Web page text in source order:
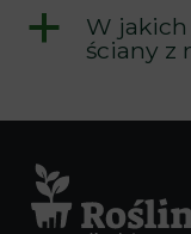
a
W
ściany z